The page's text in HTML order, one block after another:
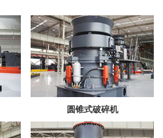
圆锥式破碎机